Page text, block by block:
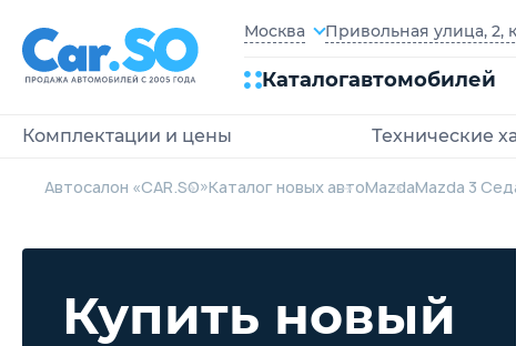
Москва Привольная улица, 2,
Каталогавтомобилей
Комплектации и цены Технические
Автосалон «CAR.SO»Каталог новых автоMazdaMazda 3
Купить новый